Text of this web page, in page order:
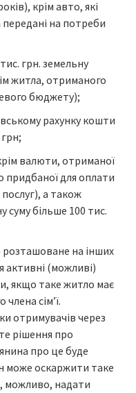
крім авто, які
на потреби
грн. земельну
житла, отриманого
бюджету);
рахунку кошти
валюти, отриманої
придбаної для оплати
послуг), а також
суму більше 100 тис.
на інших
активні (можливі)
якщо таке житло має
сім’ї.
отримувачів через
рішення про
про це буде
може оскаржити таке
можливо, надати